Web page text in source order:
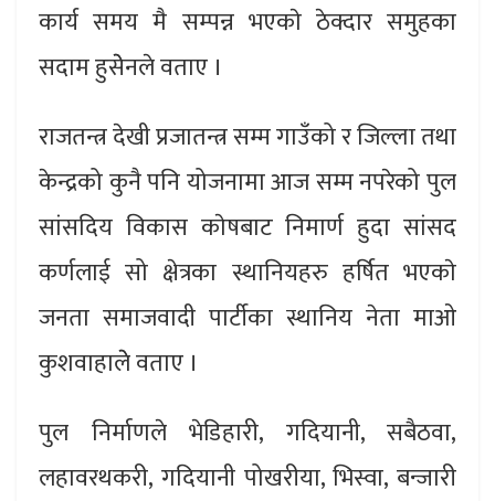
कार्य समय मै सम्पन्न भएकाे ठेक्दार समुहका
सदाम हुसेेनले वताए ।
राजतन्त्र देखी प्रजातन्त्र सम्म गाउँको र जिल्ला तथा
केन्द्रको कुनै पनि योजनामा आज सम्म नपरेको पुल
सांसदिय विकास काेषबाट निमार्ण हुदा सांसद
कर्णलाई सो क्षेत्रका स्थानियहरु हर्षित भएकाे
जनता समाजवादी पार्टीका स्थानिय नेता माओ
कुशवाहालेे वताए ।
पुल निर्माणले भेडिहारी, गदियानी, सबैठवा,
लहावरथकरी, गदियानी पोखरीया, भिस्वा, बन्जारी